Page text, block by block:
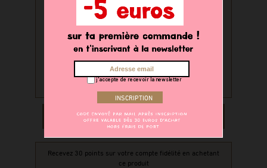
PERSONNALISATION
Souhaitez-vous personnaliser
votre produit ?
oui non
AJOUTER AU PANIER
Recevez 30 points sur votre compte fidélité en achetant
ce produit
j'accepte de recevoir la newsletter